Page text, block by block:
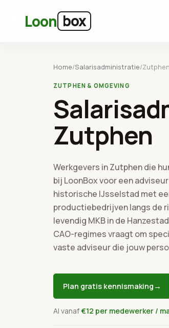
Loon box
Home/Salarisadministratie/Zutphen
ZUTPHEN & OMGEVING
Zutphen
Werkgevers in Zutphen die
bij LoonBox voor een
historische IJsselstad met
productiebedrijven langs de
levendig MKB in de
CAO-regimes vraagt om
vaste adviseur die jouw
Plan gratis kennismaking →
Al vanaf€12 per medewerker /